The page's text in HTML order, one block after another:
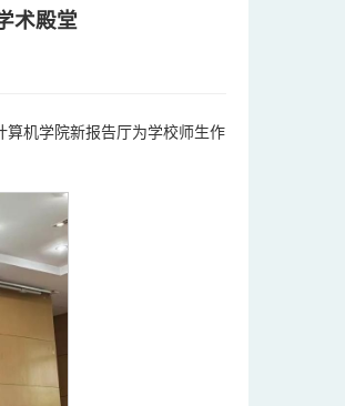
术殿堂
机学院新报告厅为学校师生作